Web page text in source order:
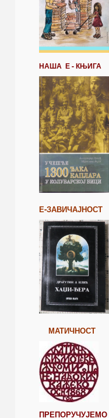
НАША Е - КЊИГА
Е-ЗАВИЧАЈНОСТ
МАТИЧНОСТ
ПРЕПОРУЧУЈЕМО